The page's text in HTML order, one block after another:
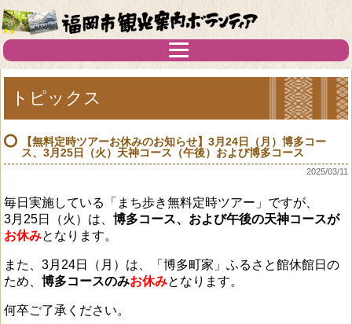
トピックス
【無料定時ツアーお休みのお知らせ】3月24日（月）博多コー
ス、3月25日（火）天神コース（午後）および博多コース
2025/03/11
毎日実施している「まち歩き無料定時ツアー」ですが、
3月25日（火）は、博多コース、および午後の天神コースが
お休みとなります。
また、3月24日（月）は、「博多町家」ふるさと館休館日の
ため、博多コースのみお休みとなります。
何卒ご了承ください。